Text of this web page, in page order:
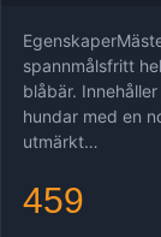
spannmålsfritt
blåbär.
hundar med en
utmärkt…
459